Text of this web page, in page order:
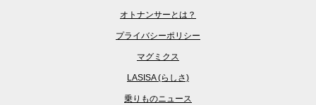
オトナンサーとは？
プライバシーポリシー
マグミクス
LASISA (らしさ)
乗りものニュース